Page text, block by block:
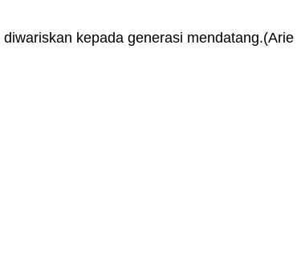
kepada generasi mendatang.(Arie